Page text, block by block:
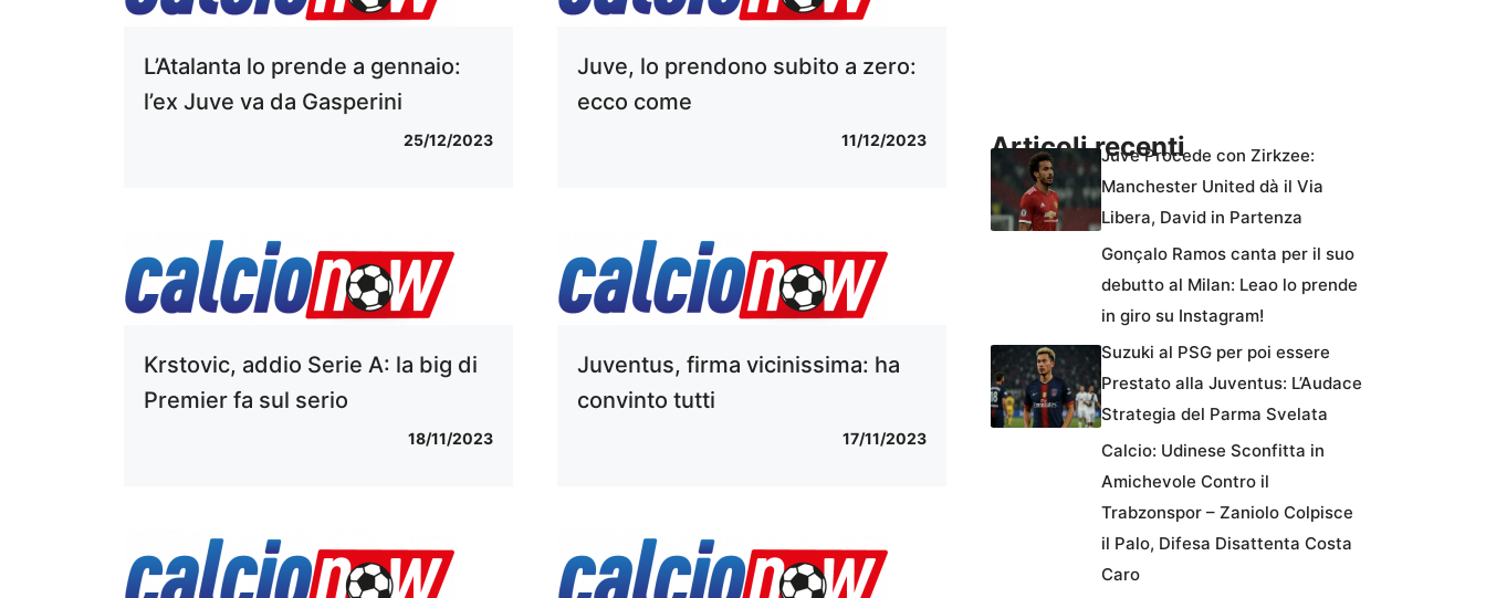
L’Atalanta lo prende a gennaio:
l’ex Juve va da Gasperini
25/12/2023
Juve, lo prendono subito a zero:
ecco come
11/12/2023
Krstovic, addio Serie A: la big di
Premier fa sul serio
18/11/2023
Juventus, firma vicinissima: ha
convinto tutti
17/11/2023
Articoli recentiJuve Procede con Zirkzee:
Manchester United dà il Via
Libera, David in Partenza
Gonçalo Ramos canta per il suo
debutto al Milan: Leao lo prende
in giro su Instagram!
Suzuki al PSG per poi essere
Prestato alla Juventus: L’Audace
Strategia del Parma Svelata
Calcio: Udinese Sconfitta in
Amichevole Contro il
Trabzonspor – Zaniolo Colpisce
il Palo, Difesa Disattenta Costa
Caro